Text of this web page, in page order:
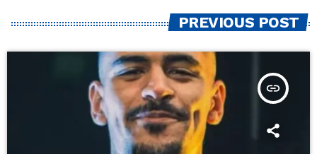
PREVIOUS POST
insert_link